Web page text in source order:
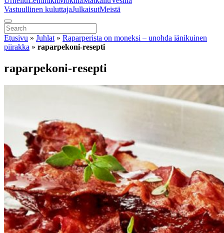
Vastuullinen kuluttajaJulkaisutMeistä
Etusivu » Juhlat » Raparperista on moneksi – unohda iänikuinen
piirakka » raparpekoni-resepti
raparpekoni-resepti